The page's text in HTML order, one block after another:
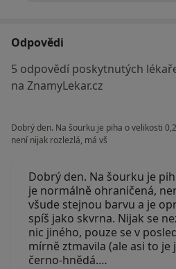
Odpovědi
5 odpovědí poskytnutých
na ZnamyLekar.cz
Dobrý den. Na šourku je piha o velikosti
není nijak rozlezlá, má vš
Dobrý den. Na šourku je
je normálně ohraničená,
všude stejnou barvu a je
spíš jako skvrna. Nijak se
nic jiného, pouze se v
mírně ztmavila (ale asi to je
černo-hnědá.…